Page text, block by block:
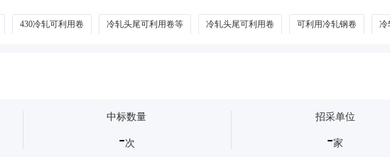
430冷轧可利用卷 冷轧头尾可利用卷等 冷轧头尾可利用卷 可利用冷轧钢卷 冷
中标数量
-次
招采单位
-家